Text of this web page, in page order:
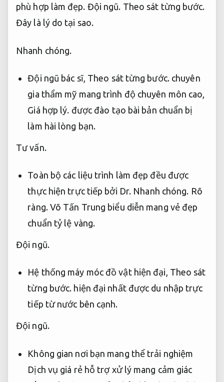
phù hợp làm đẹp. Đội ngũ. Theo sát từng bước.
Đây là lý do tại sao.
Nhanh chóng.
Đội ngũ bác sĩ, Theo sát từng bước. chuyên
gia thẩm mỹ mang trình độ chuyên môn cao,
Giá hợp lý. được đào tạo bài bản chuẩn bị
làm hài lòng bạn.
Tư vấn.
Toàn bộ các liệu trình làm đẹp đều được
thực hiện trực tiếp bởi Dr. Nhanh chóng. Rõ
ràng.Võ Tấn Trung biểu diễn mang vẻ đẹp
chuẩn tỷ lệ vàng.
Đội ngũ.
Hệ thống máy móc đồ vật hiện đại, Theo sát
từng bước. hiện đại nhất được du nhập trực
tiếp từ nước bên cạnh.
Đội ngũ.
Không gian nơi bạn mang thể trải nghiệm
Dịch vụ giá rẻ hỗ trợ xử lý mang cảm giác